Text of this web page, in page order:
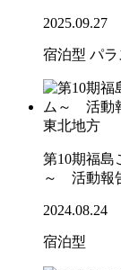
2025.09.27
宿泊型 パラ
東北地方
第10期福
～ 活動報
2024.08.24
宿泊型